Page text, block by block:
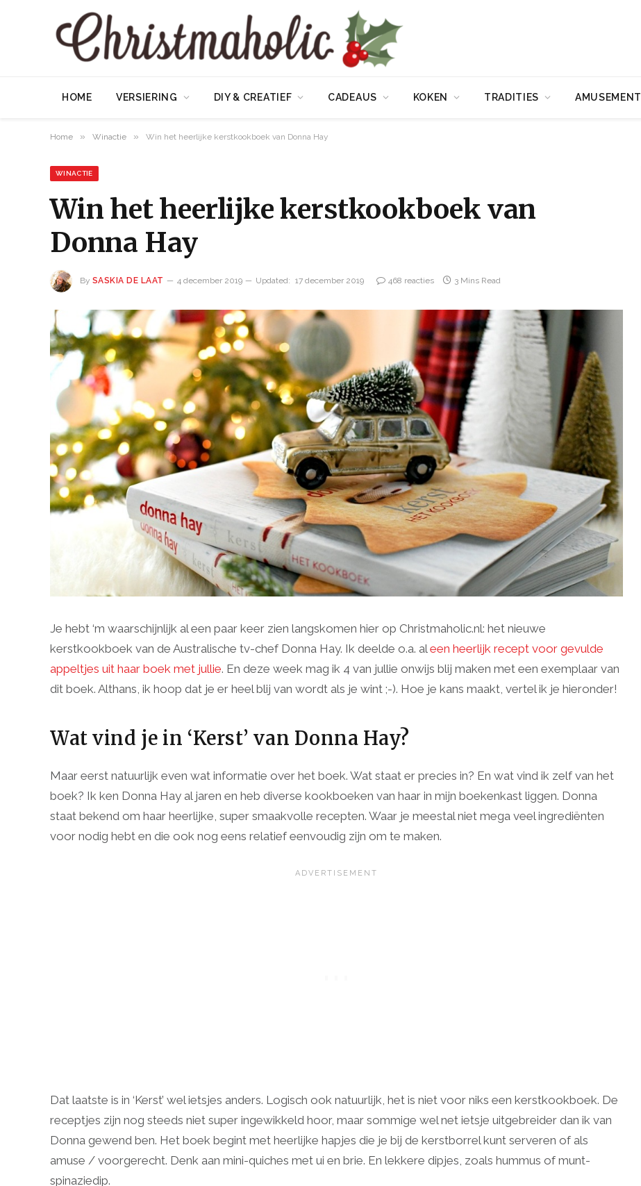
HOME VERSIERING DIY & CREATIEF CADEAUS KOKEN TRADITIES AMUSEMENT
Home » Winactie » Win het heerlijke kerstkookboek van Donna Hay
WINACTIE
Win het heerlijke kerstkookboek van
Donna Hay
By SASKIA DE LAAT 4 december 2019 Updated: 17 december 2019 468 reacties 3 Mins Read
Je hebt ‘m waarschijnlijk al een paar keer zien langskomen hier op Christmaholic.nl: het nieuwe
kerstkookboek van de Australische tv-chef Donna Hay. Ik deelde o.a. al een heerlijk recept voor gevulde
appeltjes uit haar boek met jullie. En deze week mag ik 4 van jullie onwijs blij maken met een exemplaar van
dit boek. Althans, ik hoop dat je er heel blij van wordt als je wint ;-). Hoe je kans maakt, vertel ik je hieronder!
Wat vind je in ‘Kerst’ van Donna Hay?
Maar eerst natuurlijk even wat informatie over het boek. Wat staat er precies in? En wat vind ik zelf van het
boek? Ik ken Donna Hay al jaren en heb diverse kookboeken van haar in mijn boekenkast liggen. Donna
staat bekend om haar heerlijke, super smaakvolle recepten. Waar je meestal niet mega veel ingrediënten
voor nodig hebt en die ook nog eens relatief eenvoudig zijn om te maken.
Dat laatste is in ‘Kerst’ wel ietsjes anders. Logisch ook natuurlijk, het is niet voor niks een kerstkookboek. De
receptjes zijn nog steeds niet super ingewikkeld hoor, maar sommige wel net ietsje uitgebreider dan ik van
Donna gewend ben. Het boek begint met heerlijke hapjes die je bij de kerstborrel kunt serveren of als
amuse / voorgerecht. Denk aan mini-quiches met ui en brie. En lekkere dipjes, zoals hummus of munt-
spinaziedip.